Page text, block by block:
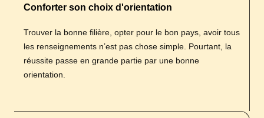
Conforter son choix d'orientation
Trouver la bonne filière, opter pour le bon pays, avoir tous
les renseignements n’est pas chose simple. Pourtant, la
réussite passe en grande partie par une bonne
orientation.